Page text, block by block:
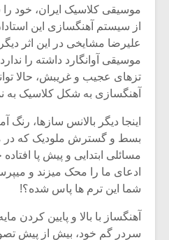
موسیقی کلاسیک ایران، خود را
از سیستم آهنگسازی این
علیرضا مشایخی در این اثر
موسیقی آوانگارد داشته را
تزهای عجیب و غریبش، حالا
آهنگسازی به شکل کلاسیک به
اینجا دیگر بالانس سازها،
بسط و گسترش ملودیک که در
مسائلی ابتدایی و پیش پا
ادعای ما را محک میزند و
شما این ترم ها پاس شده؟!
آهنگساز با بالا و پایین کردن
سردر گم خود، بیش از پیش